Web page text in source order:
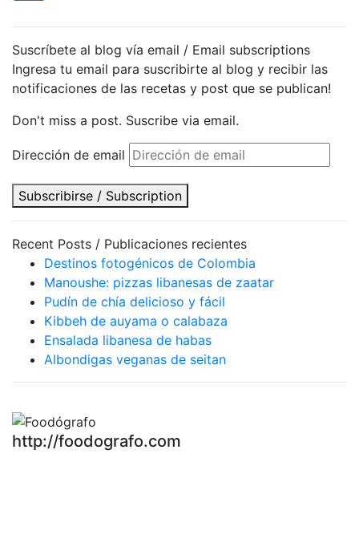
Suscríbete al blog vía email / Email subscriptions
Ingresa tu email para suscribirte al blog y recibir las
notificaciones de las recetas y post que se publican!
Don't miss a post. Suscribe via email.
Dirección de email
Subscribirse / Subscription
Recent Posts / Publicaciones recientes
Destinos fotogénicos de Colombia
Manoushe: pizzas libanesas de zaatar
Pudín de chía delicioso y fácil
Kibbeh de auyama o calabaza
Ensalada libanesa de habas
Albondigas veganas de seitan
http://foodografo.com